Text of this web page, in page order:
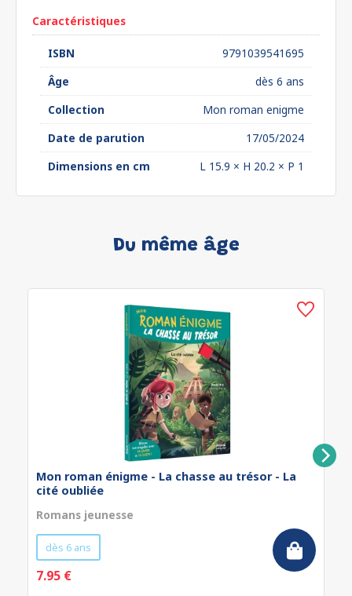
Caractéristiques
ISBN
9791039541695
Âge
dès 6 ans
Collection
Mon roman enigme
Date de parution
17/05/2024
Dimensions en cm
L 15.9 × H 20.2 × P 1
Du même âge
Mon roman énigme - La chasse au trésor - La
cité oubliée
Romans jeunesse
dès 6 ans
7.95 €